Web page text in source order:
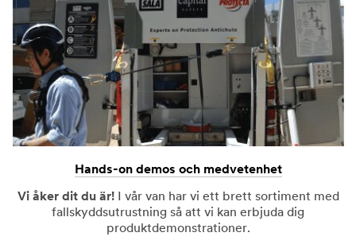
Hands-on demos och medvetenhet
Vi åker dit du är!I vår van har vi ett brett sortiment med
fallskyddsutrustning så att vi kan erbjuda dig
produktdemonstrationer.